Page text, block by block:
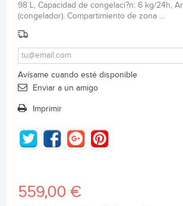
98 L, Capacidad de congelaci?n: 6 kg/24h,
(congelador). Compartimiento de zona ...
Avísame cuando esté disponible
Enviar a un amigo
Imprimir
559,00 €